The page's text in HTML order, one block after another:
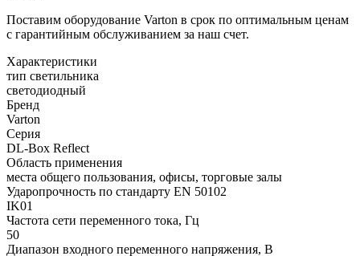
Поставим оборудование Varton в срок по оптимальным ценам
с гарантийным обслуживанием за наш счет.
Характеристики
тип светильника
светодиодный
Бренд
Varton
Серия
DL-Box Reflect
Область применения
места общего пользования, офисы, торговые залы
Ударопрочность по стандарту EN 50102
IK01
Частота сети переменного тока, Гц
50
Диапазон входного переменного напряжения, В